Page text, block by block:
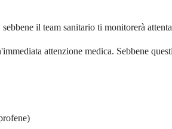
il team sanitario ti monitorerà
attenzione medica. Sebbene